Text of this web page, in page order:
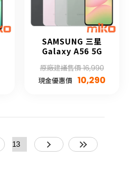
SAMSUNG 三星
Galaxy A56 5G
原廠建議售價 16,990
現金優惠價 10,290